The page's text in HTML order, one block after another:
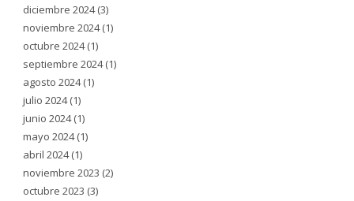
diciembre 2024(3)
noviembre 2024(1)
octubre 2024(1)
septiembre 2024(1)
agosto 2024(1)
julio 2024(1)
junio 2024(1)
mayo 2024(1)
abril 2024(1)
noviembre 2023 (2)
octubre 2023 (3)